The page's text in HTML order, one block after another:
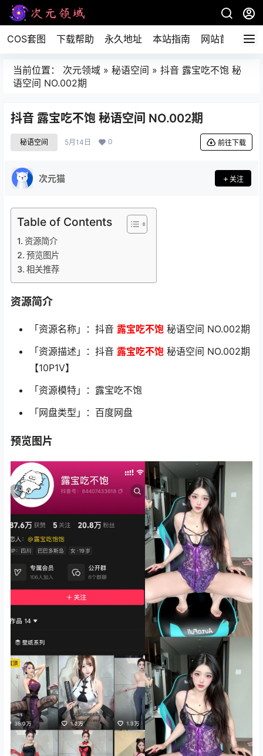
COS套图 下载帮助 永久地址 本站指南 网站首页
当前位置： 次元领域 » 秘语空间 » 抖音 露宝吃不饱 秘
语空间 NO.002期
抖音 露宝吃不饱 秘语空间 NO.002期
秘语空间 5月14日 0 前往下载
次元猫 关注
Table of Contents
资源简介
预览图片
相关推荐
资源简介
「资源名称」：抖音 露宝吃不饱 秘语空间 NO.002期
「资源描述」：抖音 露宝吃不饱 秘语空间 NO.002期
【10P1V】
「资源模特」：露宝吃不饱
「网盘类型」：百度网盘
预览图片